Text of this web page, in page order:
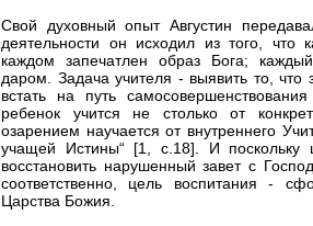
Свой духовный опыт Августин
деятельности он исходил из того,
каждом запечатлен образ Бога;
даром. Задача учителя - выявить то,
встать на путь
ребенок учится не столько от
озарением научается от внутреннего
учащей Истины“ [1, с.18]. И поскольку
восстановить нарушенный завет с
соответственно, цель воспитания -
Царства Божия.